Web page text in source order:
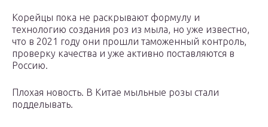
Корейцы пока не раскрывают формулу и
технологию создания роз из мыла, но уже известно,
что в 2021 году они прошли таможенный контроль,
проверку качества и уже активно поставляются в
Россию.
Плохая новость. В Китае мыльные розы стали
подделывать.